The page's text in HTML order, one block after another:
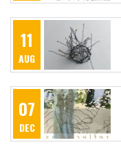
11
AUG
07
DEC